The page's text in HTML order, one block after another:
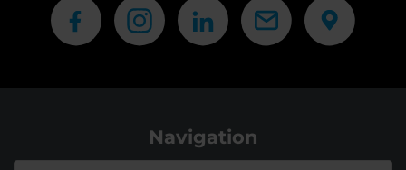
Navigation